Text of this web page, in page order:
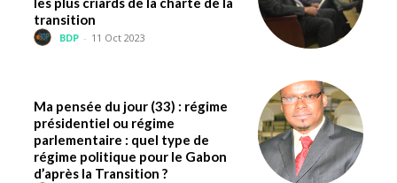
transition
BDP - 11 Oct 2023
Ma pensée du jour (33) : régime
présidentiel ou régime
parlementaire : quel type de
régime politique pour le Gabon
d’après la Transition ?